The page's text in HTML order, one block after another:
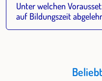
Unter welchen
auf Bildungszeit